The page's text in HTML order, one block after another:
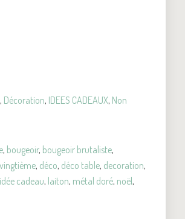
, Décoration, IDEES CADEAUX, Non
, bougeoir, bougeoir brutaliste,
, déco, déco table, decoration,
idée cadeau, laiton, métal doré, noël,